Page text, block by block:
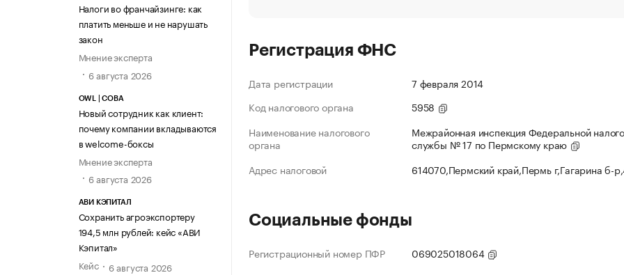
Налоги во франчайзинге: как
платить меньше и не нарушать
закон
Мнение эксперта
6 августа 2026
OWL | СОВА
Новый сотрудник как клиент:
почему компании вкладываются
в welcome-боксы
Мнение эксперта
6 августа 2026
АВИ КЭПИТАЛ
Сохранить агроэкспортеру
194,5 млн рублей: кейс «АВИ
Кэпитал»
Кейс
6 августа 2026
Регистрация ФНС
Дата регистрации
7 февраля 2014
Код налогового органа
5958
Наименование налогового
органа
Межрайонная инспекция Федеральной
службы № 17 по Пермскому краю
Адрес налоговой
614070,Пермский край,Пермь г,Гагарина б-
Социальные фонды
Регистрационный номер ПФР 069025018064